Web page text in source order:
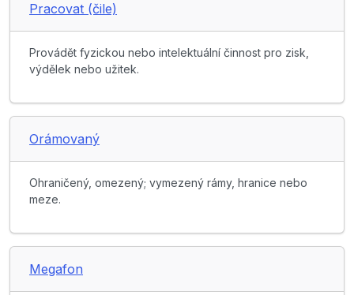
Pracovat (čile)
Provádět fyzickou nebo intelektuální činnost pro zisk,
výdělek nebo užitek.
Orámovaný
Ohraničený, omezený; vymezený rámy, hranice nebo
meze.
Megafon